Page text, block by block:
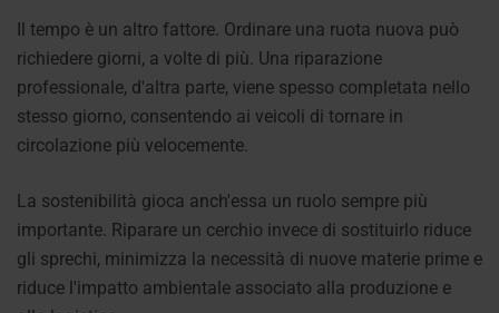
Il tempo è un altro fattore. Ordinare una ruota nuova può
richiedere giorni, a volte di più. Una riparazione
professionale, d'altra parte, viene spesso completata nello
stesso giorno, consentendo ai veicoli di tornare in
circolazione più velocemente.
La sostenibilità gioca anch'essa un ruolo sempre più
importante. Riparare un cerchio invece di sostituirlo riduce
gli sprechi, minimizza la necessità di nuove materie prime e
riduce l'impatto ambientale associato alla produzione e